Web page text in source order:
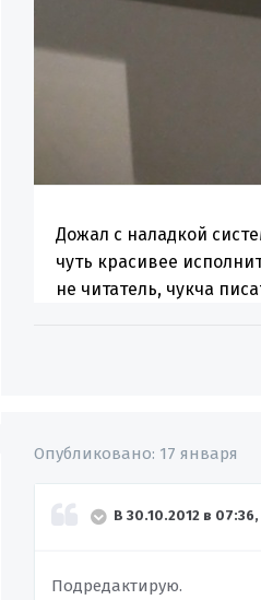
Дожал с наладкой
чуть красивее
не читатель, чукча
Опубликовано: 17 января
В 30.10.2012 в
Подредактирую.